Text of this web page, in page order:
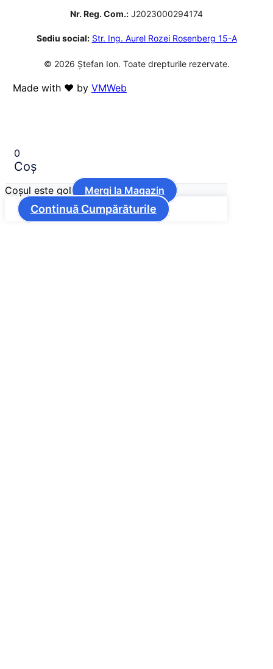
Nr. Reg. Com.: J2023000294174
Sediu social: Str. Ing. Aurel Rozei Rosenberg 15-A
© 2026 Ștefan Ion. Toate drepturile rezervate.
Made with ❤️ by VMWeb
0
Coș
Coșul este gol Mergi la Magazin
Continuă Cumpărăturile